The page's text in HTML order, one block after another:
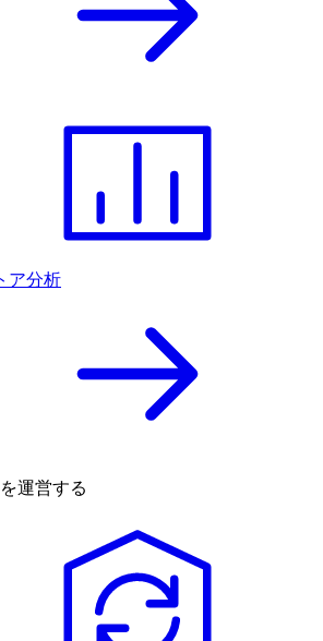
ア分析
運営する